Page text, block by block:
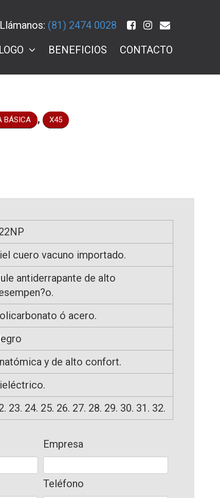
Llámanos: (81) 2474 0028
BENEFICIOS CONTACTO
BÁSICA , X45
cuero vacuno importado.
antiderrapante de alto
ó acero.
y de alto confort.
23. 24. 25. 26. 27. 28. 29. 30. 31. 32.
Empresa
Teléfono